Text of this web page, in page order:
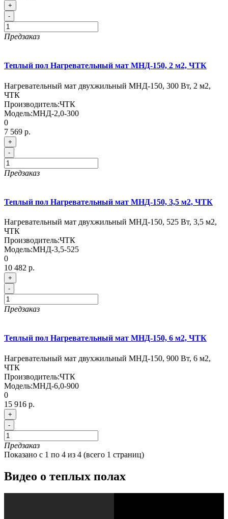
+
-
Предзаказ
Теплый пол Нагревательный мат МНД-150, 2 м2, ЧТК
Нагревательный мат двухжильный МНД-150, 300 Вт, 2 м2,
ЧТК
Производитель:ЧТК
Модель:МНД-2,0-300
0
7 569 р.
+
-
Предзаказ
Теплый пол Нагревательный мат МНД-150, 3,5 м2, ЧТК
Нагревательный мат двухжильный МНД-150, 525 Вт, 3,5 м2,
ЧТК
Производитель:ЧТК
Модель:МНД-3,5-525
0
10 482 р.
+
-
Предзаказ
Теплый пол Нагревательный мат МНД-150, 6 м2, ЧТК
Нагревательный мат двухжильный МНД-150, 900 Вт, 6 м2,
ЧТК
Производитель:ЧТК
Модель:МНД-6,0-900
0
15 916 р.
+
-
Предзаказ
Показано с 1 по 4 из 4 (всего 1 страниц)
Видео о теплых полах